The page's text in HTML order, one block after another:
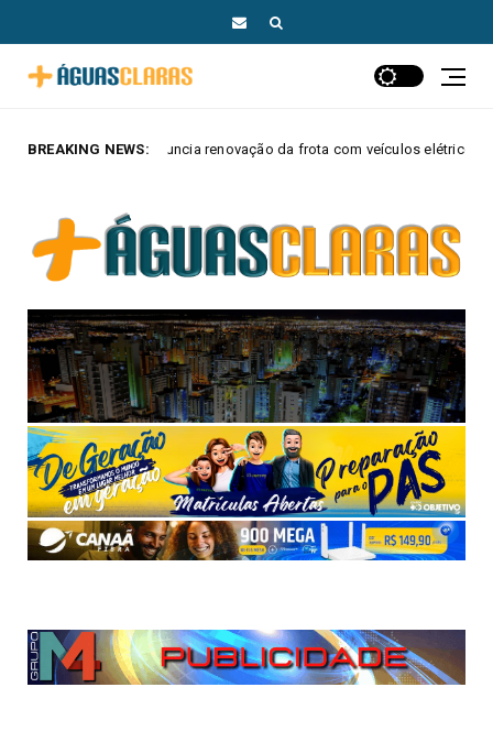
BREAKING NEWS:
renovação da frota com veículos elétricos e híbridos MAIS